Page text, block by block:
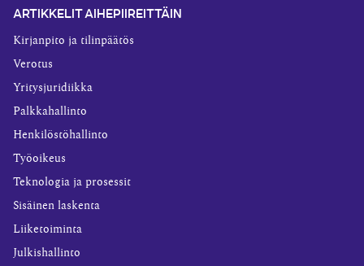
ARTIKKELIT AIHEPIIREITTÄIN
Kirjanpito ja tilinpäätös
Verotus
Yritysjuridiikka
Palkkahallinto
Henkilöstöhallinto
Työoikeus
Teknologia ja prosessit
Sisäinen laskenta
Liiketoiminta
Julkishallinto